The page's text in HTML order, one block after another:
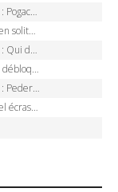
d’Huez ?
du maillot à pois
l’Alpe d’Huez ?
le maillot vert
vert à Voiron ?
abandonne